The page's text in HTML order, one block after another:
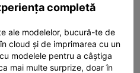
completă
ale modelelor, bucură-te de
cloud și de imprimarea cu un
modelele pentru a câștiga
mai multe surprize, doar în